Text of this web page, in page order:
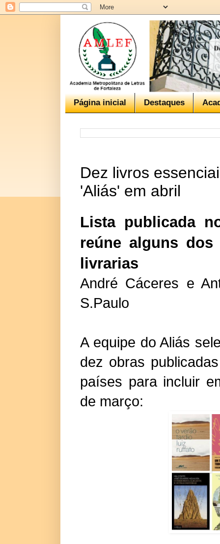
Página inicial Destaques
Dez livros
'Aliás' em abril
Lista publicada
reúne alguns dos
livrarias
André Cáceres e
S.Paulo
A equipe do Aliás
dez obras
países para incluir
de março: